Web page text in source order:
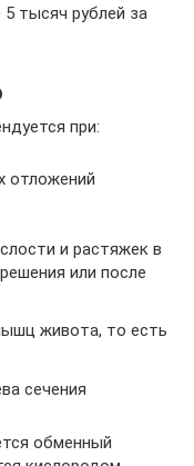
тысяч рублей за
при:
отложений
и растяжек в
или после
живота, то есть
сечения
обменный